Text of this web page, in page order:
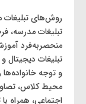
روش‌های تبلیغات
تبلیغات مدرسه،
منحصربه‌فرد
تبلیغات دیجیتال
و توجه خانواده‌ها
محیط کلاس،
اجتماعی، همراه